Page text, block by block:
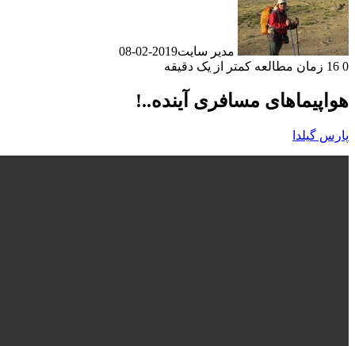
مدیر سایت 2019-02-08
زمان مطالعه کمتر از یک دقیقه
مسافری آینده..!